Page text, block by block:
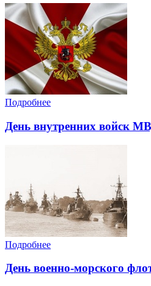
Подробнее
День внутренних войск
Подробнее
День военно-морского